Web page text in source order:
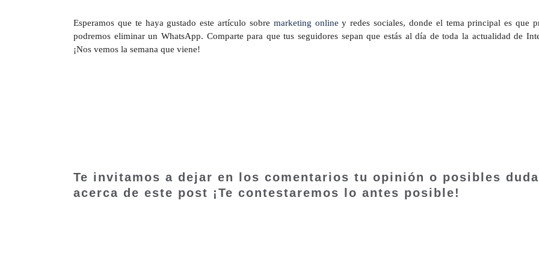
Esperamos que te haya gustado este artículo sobre marketing online y redes sociales, donde el tema principal es que
podremos eliminar un WhatsApp. Comparte para que tus seguidores sepan que estás al día de toda la actualidad de
¡Nos vemos la semana que viene!
Te invitamos a dejar en los comentarios tu opinión o posibles
acerca de este post ¡Te contestaremos lo antes posible!